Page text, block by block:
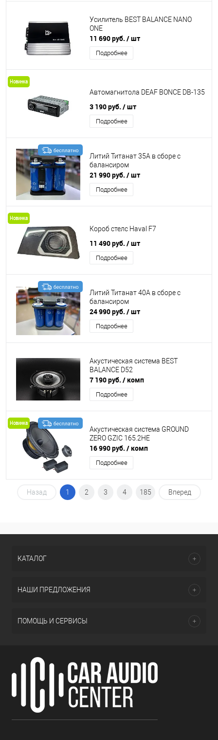
Усилитель BEST BALANCE NANO
ONE
11 690 руб. / шт
Подробнее
Новинка
Автомагнитола DEAF BONCE DB-135
3 190 руб. / шт
Подробнее
Литий Титанат 35А в сборе с
балансиром
21 990 руб. / шт
Подробнее
Новинка
Короб стелс Haval F7
11 490 руб. / шт
Подробнее
Литий Титанат 40А в сборе с
балансиром
24 990 руб. / шт
Подробнее
Акустическая система BEST
BALANCE D52
7 190 руб. / комп
Подробнее
Новинка
Акустическая система GROUND
ZERO GZIC 165.2HE
16 990 руб. / комп
Подробнее
Назад 1 2 3 4 185 Вперед
КАТАЛОГ
НАШИ ПРЕДЛОЖЕНИЯ
ПОМОЩЬ И СЕРВИСЫ